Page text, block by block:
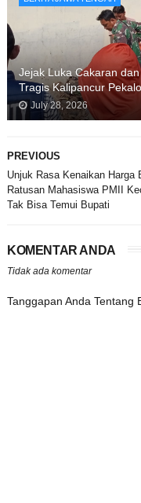
Jejak Luka Cakaran
Tragis Kalipancur
July 28, 2026
PREVIOUS
Unjuk Rasa Kenaikan Harga
Ratusan Mahasiswa PMII
Tak Bisa Temui Bupati
KOMENTAR ANDA
Tidak ada komentar
Tanggapan Anda Tentang